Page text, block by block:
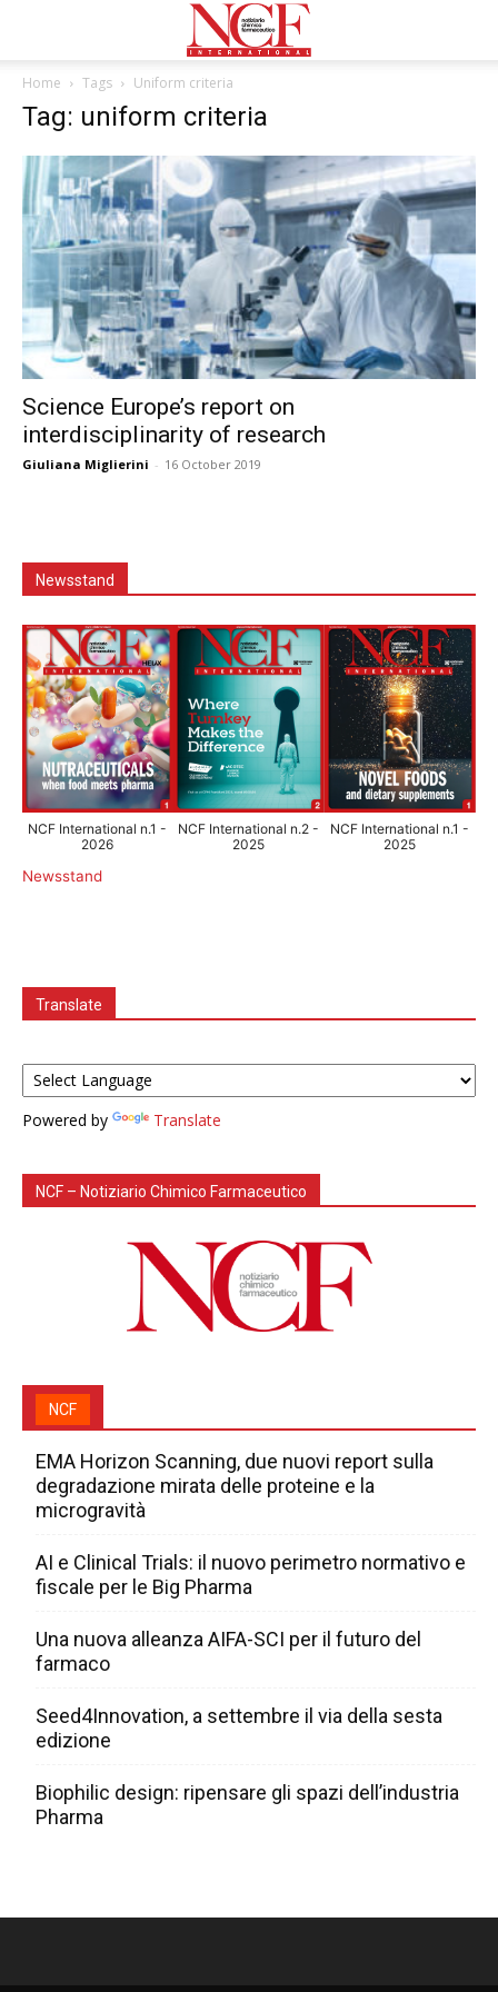
Home Tags Uniform criteria
Tag: uniform criteria
Science Europe’s report on
interdisciplinarity of research
Giuliana Miglierini - 16 October 2019
Newsstand
NCF International n.1 -
2026
NCF International n.2 -
2025
NCF International n.1 -
2025
Newsstand
Translate
Powered by Translate
NCF – Notiziario Chimico Farmaceutico
NCF
EMA Horizon Scanning, due nuovi report sulla
degradazione mirata delle proteine e la
microgravità
AI e Clinical Trials: il nuovo perimetro normativo e
fiscale per le Big Pharma
Una nuova alleanza AIFA-SCI per il futuro del
farmaco
Seed4Innovation, a settembre il via della sesta
edizione
Biophilic design: ripensare gli spazi dell’industria
Pharma